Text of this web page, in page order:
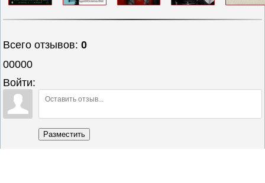
Всего отзывов:0
00000
Войти:
Разместить